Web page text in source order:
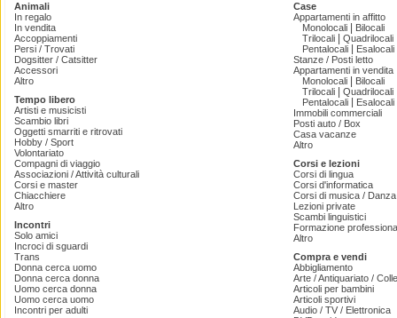
Animali
In regalo
In vendita
Accoppiamenti
Persi / Trovati
Dogsitter / Catsitter
Accessori
Altro
Tempo libero
Artisti e musicisti
Scambio libri
Oggetti smarriti e ritrovati
Hobby / Sport
Volontariato
Compagni di viaggio
Associazioni / Attività culturali
Corsi e master
Chiacchiere
Altro
Incontri
Solo amici
Incroci di sguardi
Trans
Donna cerca uomo
Donna cerca donna
Uomo cerca donna
Uomo cerca uomo
Incontri per adulti
Case
Appartamenti in affitto
Monolocali
Bilocali
Trilocali
Quadrilocali
Pentalocali
Esalocali
Stanze / Posti letto
Appartamenti in vendita
Monolocali
Bilocali
Trilocali
Quadrilocali
Pentalocali
Esalocali
Immobili commerciali
Posti auto / Box
Casa vacanze
Altro
Corsi e lezioni
Corsi di lingua
Corsi d'informatica
Corsi di musica /
Lezioni private
Scambi linguistici
Formazione
Altro
Compra e vendi
Abbigliamento
Arte / Antiquariato /
Articoli per bambini
Articoli sportivi
Audio / TV / Elettronica